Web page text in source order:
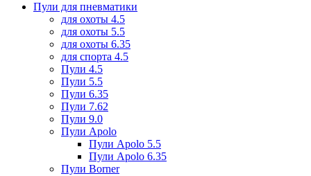
Пули для пневматики
для охоты 4.5
для охоты 5.5
для охоты 6.35
для спорта 4.5
Пули 4.5
Пули 5.5
Пули 6.35
Пули 7.62
Пули 9.0
Пули Apolo
Пули Apolo 5.5
Пули Apolo 6.35
Пули Borner